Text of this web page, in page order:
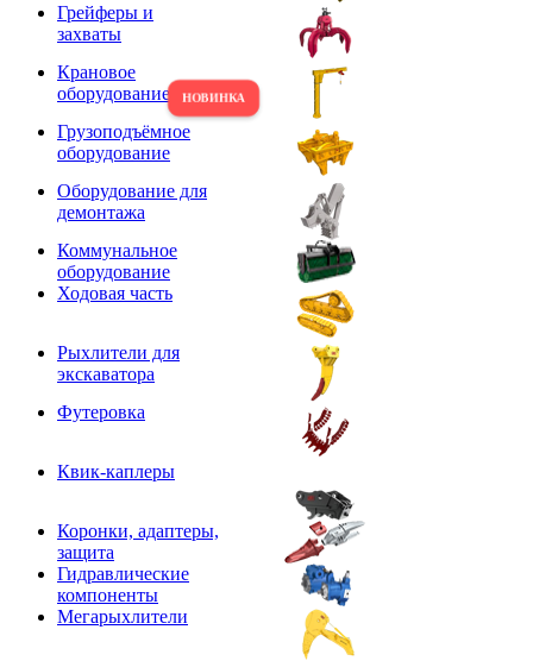
Грейферы и
захваты
Крановое
оборудование
Грузоподъёмное
оборудование
Оборудование для
демонтажа
Коммунальное
оборудование
Ходовая часть
Рыхлители для
экскаватора
Футеровка
Квик-каплеры
Коронки, адаптеры,
защита
Гидравлические
компоненты
Мегарыхлители